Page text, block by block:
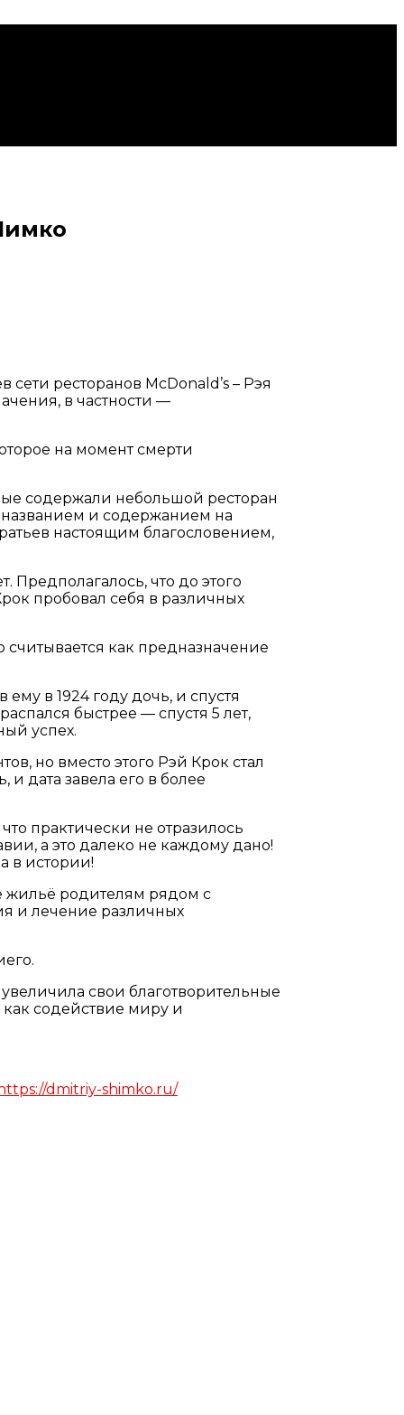
ресторанов McDonald’s – Рэя
в частности —
на момент смерти
содержали небольшой ресторан
и содержанием на
настоящим благословением,
Предполагалось, что до этого
пробовал себя в различных
считывается как предназначение
в 1924 году дочь, и спустя
быстрее — спустя 5 лет,
успех.
но вместо этого Рэй Крок стал
дата завела его в более
практически не отразилось
а это далеко не каждому дано!
в истории!
жильё родителям рядом с
и лечение различных
свои благотворительные
содействие миру и
https://dmitriy-shimko.ru/